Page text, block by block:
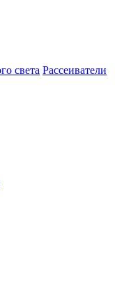
Рассеиватели